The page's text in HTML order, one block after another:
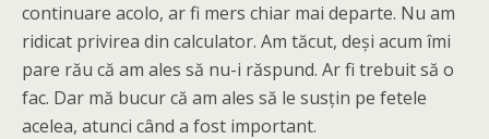
continuare acolo, ar fi mers chiar mai departe. Nu am
ridicat privirea din calculator. Am tăcut, deși acum îmi
pare rău că am ales să nu-i răspund. Ar fi trebuit să o
fac. Dar mă bucur că am ales să le susțin pe fetele
acelea, atunci când a fost important.